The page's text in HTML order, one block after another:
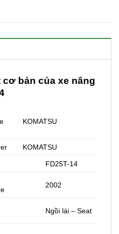
bản của xe nâng
KOMATSU
KOMATSU
FD25T-14
2002
Ngồi lái – Seat